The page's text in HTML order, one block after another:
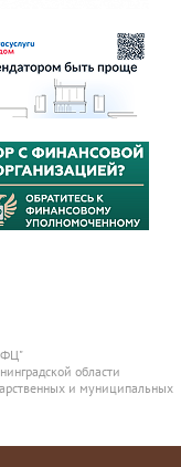
области
и муниципальных